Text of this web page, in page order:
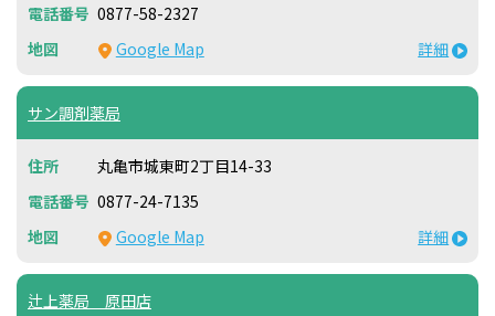
0877-58-2327
Google Map
詳細
サン調剤薬局
丸亀市城東町2丁目14-33
0877-24-7135
Google Map
詳細
辻上薬局 原田店